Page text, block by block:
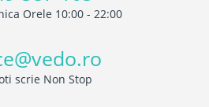
Orele 10:00 - 22:00
scrie Non Stop